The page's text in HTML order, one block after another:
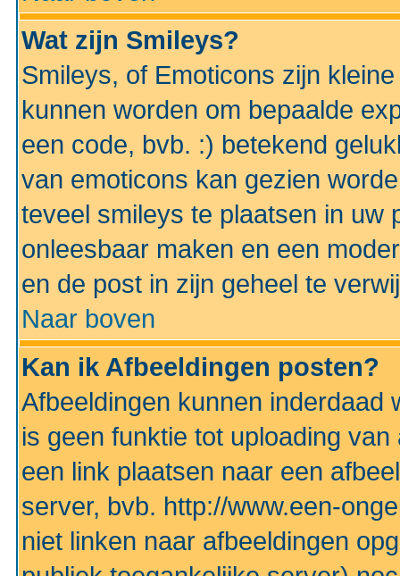
Wat zijn Smileys?
Smileys, of Emoticons zijn
kunnen worden om bepaalde
een code, bvb. :) betekend
van emoticons kan gezien
teveel smileys te plaatsen in uw
onleesbaar maken en een
en de post in zijn geheel te
Naar boven
Kan ik Afbeeldingen posten?
Afbeeldingen kunnen inderdaad
is geen funktie tot uploading
een link plaatsen naar een
server, bvb. http://www.een-
niet linken naar afbeeldingen